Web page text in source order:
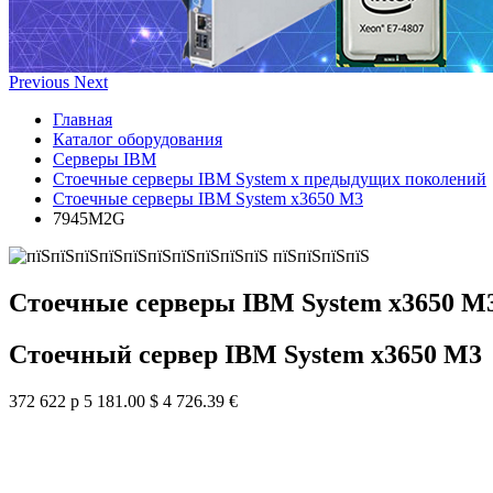
Previous Next
Главная
Каталог оборудования
Серверы IBM
Стоечные серверы IBM System x предыдущих поколений
Стоечные серверы IBM System x3650 M3
7945M2G
Стоечные серверы IBM System x3650
Стоечный сервер IBM System x3650 M3
372 622 р 5 181.00 $ 4 726.39 €